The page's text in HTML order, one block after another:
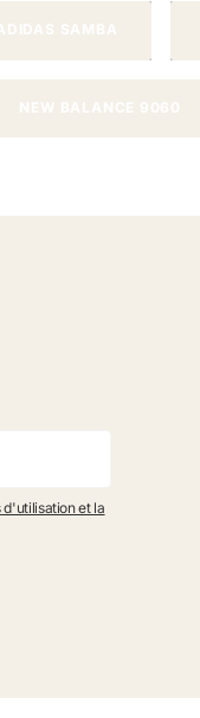
d'utilisation et la